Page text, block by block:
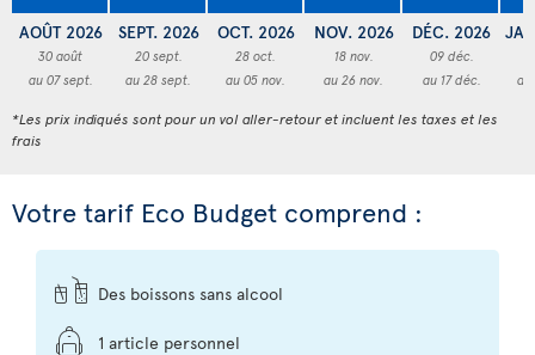
AOÛT 2026
30 août
au 07 sept.
SEPT. 2026
20 sept.
au 28 sept.
OCT. 2026
28 oct.
au 05 nov.
NOV. 2026
18 nov.
au 26 nov.
DÉC. 2026
09 déc.
au 17 déc.
au
*Les prix indiqués sont pour un vol aller-retour et incluent les taxes et les
frais
Votre tarif Eco Budget comprend :
Des boissons sans alcool
1 article personnel